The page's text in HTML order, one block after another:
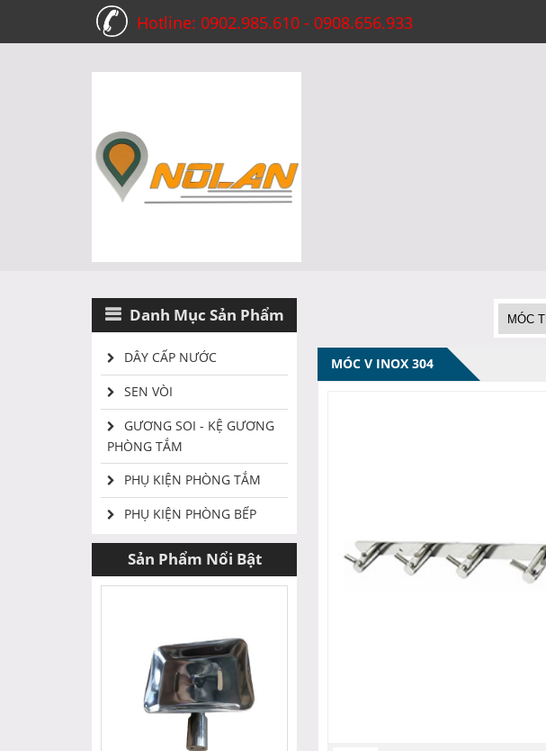
Hotline: 0902.985.610 - 0908.656.933
MÓC V INOX 304
Danh Mục Sản Phẩm
DÂY CẤP NƯỚC
SEN VÒI
GƯƠNG SOI - KỆ GƯƠNG
PHÒNG TẮM
PHỤ KIỆN PHÒNG TẮM
PHỤ KIỆN PHÒNG BẾP
Sản Phẩm Nổi Bật